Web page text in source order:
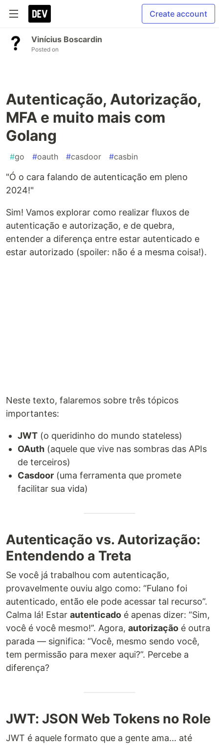
Create account
Vinícius Boscardin
Posted on
Autenticação, Autorização,
MFA e muito mais com
Golang
#go #oauth #casdoor #casbin
"Ó o cara falando de autenticação em pleno
2024!"
Sim! Vamos explorar como realizar fluxos de
autenticação e autorização, e de quebra,
entender a diferença entre estar autenticado e
estar autorizado (spoiler: não é a mesma coisa!).
Neste texto, falaremos sobre três tópicos
importantes:
JWT (o queridinho do mundo stateless)
OAuth (aquele que vive nas sombras das APIs
de terceiros)
Casdoor (uma ferramenta que promete
facilitar sua vida)
Autenticação vs. Autorização:
Entendendo a Treta
Se você já trabalhou com autenticação,
provavelmente ouviu algo como: “Fulano foi
autenticado, então ele pode acessar tal recurso”.
Calma lá! Estar autenticado é apenas dizer: “Sim,
você é você mesmo!”. Agora, autorização é outra
parada — significa: “Você, mesmo sendo você,
tem permissão para mexer aqui?”. Percebe a
diferença?
JWT: JSON Web Tokens no Role
JWT é aquele formato que a gente ama... até